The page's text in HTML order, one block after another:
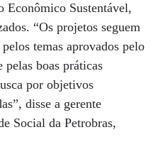
Econômico Sustentável,
“Os projetos seguem
temas aprovados pelo
boas práticas
por objetivos
disse a gerente
Social da Petrobras,